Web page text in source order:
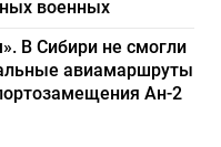
военных
В Сибири не смогли
авиамаршруты
Ан-2